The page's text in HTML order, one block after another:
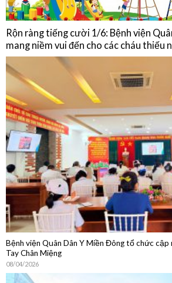
Bệnh viện Quân Dân Y Miền Đông tổ chức
Tay Chân Miệng
08/04/2026